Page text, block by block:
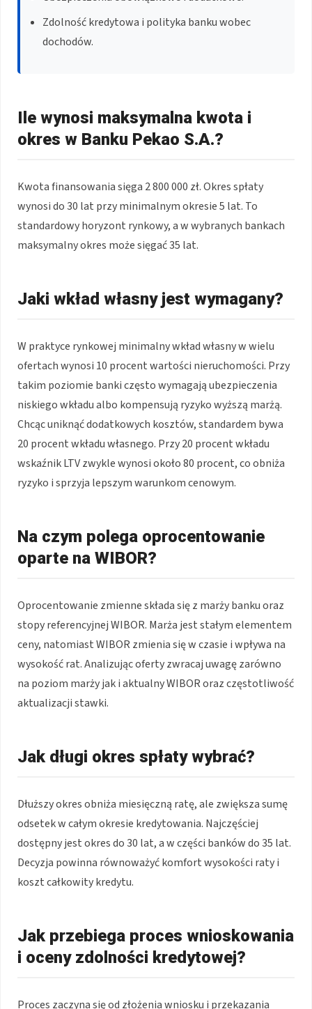
Zdolność kredytowa i polityka banku wobec
dochodów.
Ile wynosi maksymalna kwota i
okres w Banku Pekao S.A.?
Kwota finansowania sięga 2 800 000 zł. Okres spłaty
wynosi do 30 lat przy minimalnym okresie 5 lat. To
standardowy horyzont rynkowy, a w wybranych bankach
maksymalny okres może sięgać 35 lat.
Jaki wkład własny jest wymagany?
W praktyce rynkowej minimalny wkład własny w wielu
ofertach wynosi 10 procent wartości nieruchomości. Przy
takim poziomie banki często wymagają ubezpieczenia
niskiego wkładu albo kompensują ryzyko wyższą marżą.
Chcąc uniknąć dodatkowych kosztów, standardem bywa
20 procent wkładu własnego. Przy 20 procent wkładu
wskaźnik LTV zwykle wynosi około 80 procent, co obniża
ryzyko i sprzyja lepszym warunkom cenowym.
Na czym polega oprocentowanie
oparte na WIBOR?
Oprocentowanie zmienne składa się z marży banku oraz
stopy referencyjnej WIBOR. Marża jest stałym elementem
ceny, natomiast WIBOR zmienia się w czasie i wpływa na
wysokość rat. Analizując oferty zwracaj uwagę zarówno
na poziom marży jak i aktualny WIBOR oraz częstotliwość
aktualizacji stawki.
Jak długi okres spłaty wybrać?
Dłuższy okres obniża miesięczną ratę, ale zwiększa sumę
odsetek w całym okresie kredytowania. Najczęściej
dostępny jest okres do 30 lat, a w części banków do 35 lat.
Decyzja powinna równoważyć komfort wysokości raty i
koszt całkowity kredytu.
Jak przebiega proces wnioskowania
i oceny zdolności kredytowej?
Proces zaczyna się od złożenia wniosku i przekazania